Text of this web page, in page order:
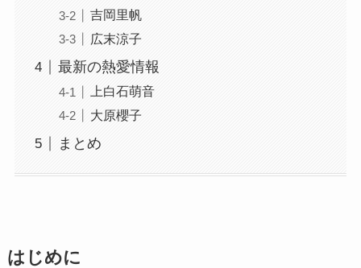
吉岡里帆
広末涼子
最新の熱愛情報
上白石萌音
大原櫻子
まとめ
はじめに